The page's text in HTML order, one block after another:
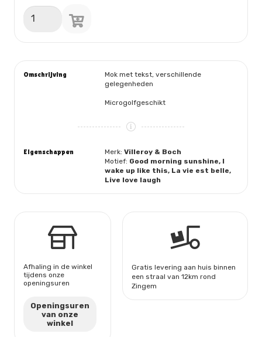
Mok
aantal
Omschrijving
Mok met tekst, verschillende
gelegenheden
Microgolfgeschikt
Eigenschappen Merk:Villeroy & Boch
Motief: Good morning sunshine, I
wake up like this, La vie est belle,
Live love laugh
Afhaling in de winkel
tijdens onze
openingsuren
Openingsuren
van onze
winkel
Gratis levering aan huis binnen
een straal van 12km rond
Zingem